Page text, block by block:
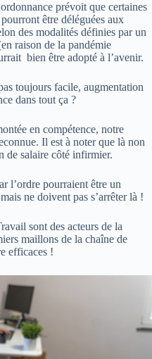
prévoit que certaines
être déléguées aux
des modalités définies par un
raison de la pandémie
bien être adopté à l’avenir.
toujours facile, augmentation
dans tout ça ?
en compétence, notre
Il est à noter que là non
de salaire côté infirmier.
l’ordre pourraient être un
ne doivent pas s’arrêter là !
sont des acteurs de la
maillons de la chaîne de
efficaces !